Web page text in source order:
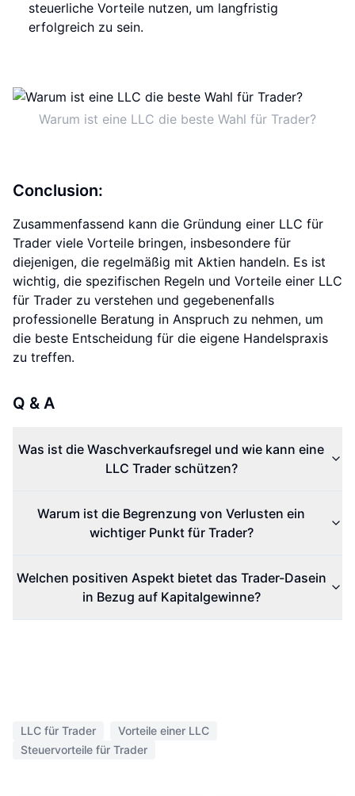
steuerliche Vorteile nutzen, um langfristig
erfolgreich zu sein.
Warum ist eine LLC die beste Wahl für Trader?
Conclusion:
Zusammenfassend kann die Gründung einer LLC für
Trader viele Vorteile bringen, insbesondere für
diejenigen, die regelmäßig mit Aktien handeln. Es ist
wichtig, die spezifischen Regeln und Vorteile einer LLC
für Trader zu verstehen und gegebenenfalls
professionelle Beratung in Anspruch zu nehmen, um
die beste Entscheidung für die eigene Handelspraxis
zu treffen.
Q & A
Was ist die Waschverkaufsregel und wie kann eine
LLC Trader schützen?
Warum ist die Begrenzung von Verlusten ein
wichtiger Punkt für Trader?
Welchen positiven Aspekt bietet das Trader-Dasein
in Bezug auf Kapitalgewinne?
LLC für Trader
Vorteile einer LLC
Steuervorteile für Trader